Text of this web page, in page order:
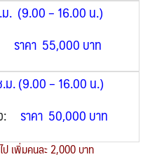
ม. (9.00 – 16.00 น.)
ราคา 55,000 บาท
ม. (9.00 – 16.00 น.)
: ราคา 50,000 บาท
เพิ่มคนละ 2,000 บาท